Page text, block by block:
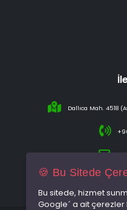
Dallıca Mah. 4518
🍪 Bu Sitede
Bu sitede, hizmet
Google´ a ait çerezler